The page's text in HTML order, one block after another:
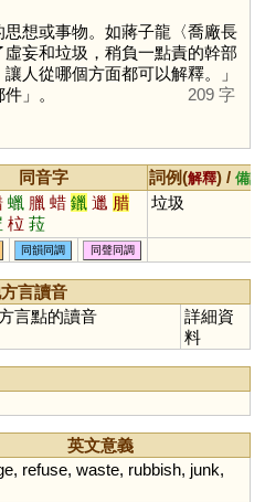
想或事物。如蔣子龍〈喬廠長
虛妄和垃圾，稍負一點責的幹部
人從哪個方面都可以解釋。」
」。
209 字
同音字 詞例(解釋) / 備註
蠟 臘 蜡 鑞 邋 腊
柆 菈
垃圾
同韻同調 同聲同調
言讀音
言點的讀音
詳細資
料
英文意義
, refuse, waste, rubbish, junk,